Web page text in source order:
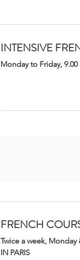
INTENSIVE
Monday to Friday, 9.00
Twice a week, Monday
IN PARIS
FRENCH
Twice a week, Monday
IN PARIS